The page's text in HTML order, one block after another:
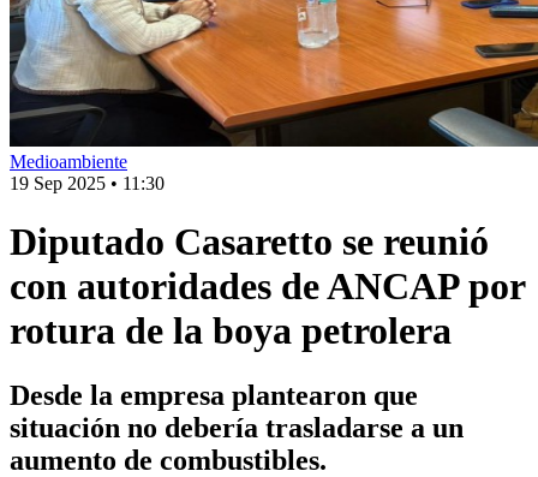
Medioambiente
19 Sep 2025 • 11:30
Diputado Casaretto se reunió
con autoridades de ANCAP por
rotura de la boya petrolera
Desde la empresa plantearon que
situación no debería trasladarse a un
aumento de combustibles.